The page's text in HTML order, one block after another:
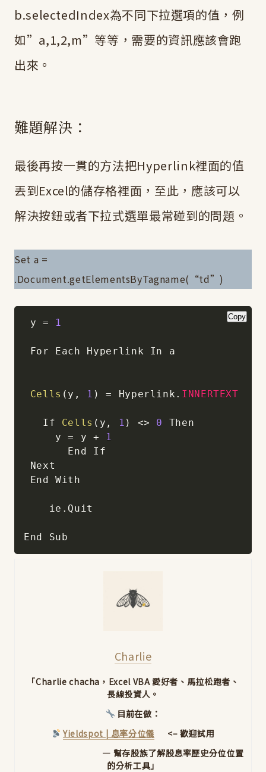
b.selectedIndex為不同下拉選項的值，例
如”a,1,2,m”等等，需要的資訊應該會跑
出來。
難題解決：
最後再按一貫的方法把Hyperlink裡面的值
丟到Excel的儲存格裡面，至此，應該可以
解決按鈕或者下拉式選單最常碰到的問題。
Set a =
.Document.getElementsByTagname(“td”)
y = 1
Cells ( y , 1 ) = Hyperlink . INNERTEXT
   If
Cells ( y , 1 ) <> 0
Then
     y
= y +
1
    ie
. Quit
End Sub
Copy
Charlie
「Charlie chacha，Excel VBA 愛好者、馬拉松跑者、
長線投資人。
目前在做：
Yieldspot | 息率分位儀 <– 歡迎試用
— 幫存股族了解股息率歷史分位位置
的分析工具」